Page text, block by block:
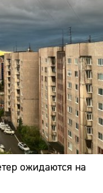
ожидаются на